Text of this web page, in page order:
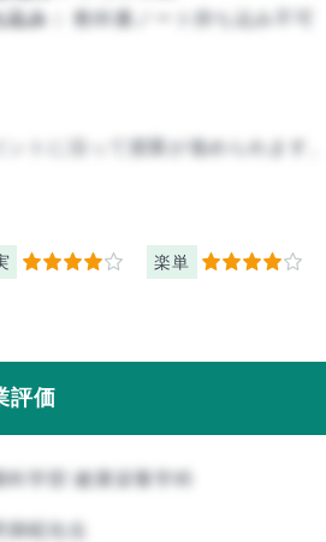
込み：
教科書ノート持ち込み不可
ントに沿って授業が進められます。
4 楽単 4
評価
科学部 健康栄養学科
満昭先生